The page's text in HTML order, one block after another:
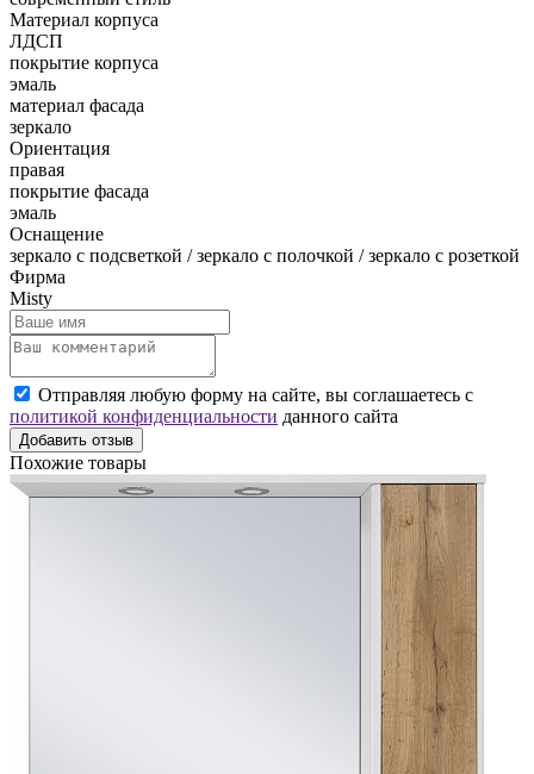
Материал корпуса
ЛДСП
покрытие корпуса
эмаль
материал фасада
зеркало
Ориентация
правая
покрытие фасада
эмаль
Оснащение
зеркало с подсветкой / зеркало с полочкой / зеркало с розеткой
Фирма
Misty
Отправляя любую форму на сайте, вы соглашаетесь с
политикой конфиденциальности данного сайта
Добавить отзыв
Похожие товары